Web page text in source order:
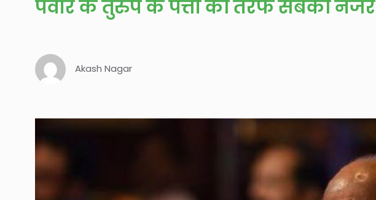
पवार के तुरुप के पत्तों की तरफ सबकी नजर
Akash Nagar